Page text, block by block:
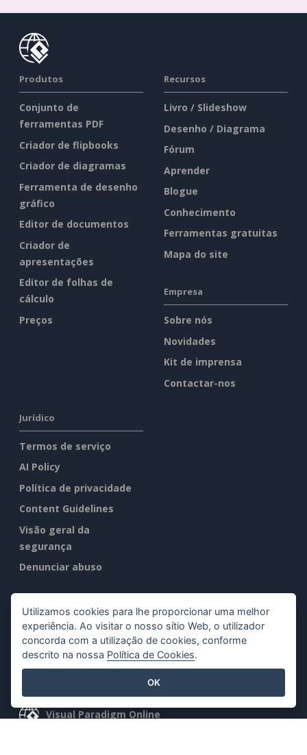
Produtos
Conjunto de
ferramentas PDF
Criador de flipbooks
Criador de diagramas
Ferramenta de desenho
gráfico
Editor de documentos
Criador de
apresentações
Editor de folhas de
cálculo
Preços
Recursos
Livro / Slideshow
Desenho / Diagrama
Fórum
Aprender
Blogue
Conhecimento
Ferramentas gratuitas
Mapa do site
Empresa
Sobre nós
Novidades
Kit de imprensa
Contactar-nos
Jurídico
Termos de serviço
AI Policy
Política de privacidade
Content Guidelines
Visão geral da
segurança
Denunciar abuso
Visual Paradigm Online
Utilizamos cookies para lhe proporcionar uma melhor
experiência. Ao visitar o nosso sítio Web, o utilizador
concorda com a utilização de cookies, conforme
descrito na nossa Política de Cookies.
OK